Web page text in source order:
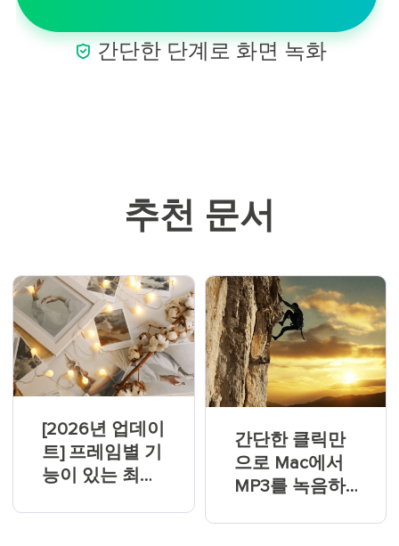
 간단한 단계로 화면 녹화
추천 문서
[2026년 업데이
트] 프레임별 기
능이 있는 최고
간단한 클릭만
으로 Mac에서
MP3를 녹음하